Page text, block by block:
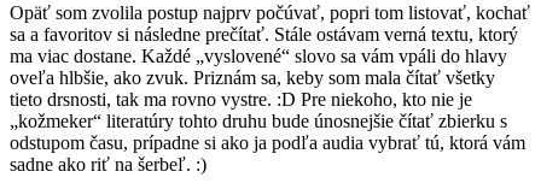
Opäť som zvolila postup najprv počúvať, popri tom listovať, kochať
sa a favoritov si následne prečítať. Stále ostávam verná textu, ktorý
ma viac dostane. Každé „vyslovené“ slovo sa vám vpáli do hlavy
oveľa hlbšie, ako zvuk. Priznám sa, keby som mala čítať všetky
tieto drsnosti, tak ma rovno vystre. :D Pre niekoho, kto nie je
„kožmeker“ literatúry tohto druhu bude únosnejšie čítať zbierku s
odstupom času, prípadne si ako ja podľa audia vybrať tú, ktorá vám
sadne ako riť na šerbeľ. :)